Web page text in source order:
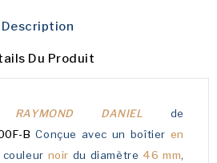
Description
Du Produit
RAYMOND DANIEL de
BConçue avec un boîtier en
couleur noir du diamètre 46 mm,